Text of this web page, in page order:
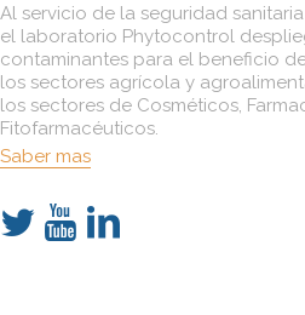
Al servicio de la seguridad
el laboratorio Phytocontrol
contaminantes para el beneficio
los sectores agrícola y
los sectores de Cosméticos,
Fitofarmacéuticos.
Saber mas